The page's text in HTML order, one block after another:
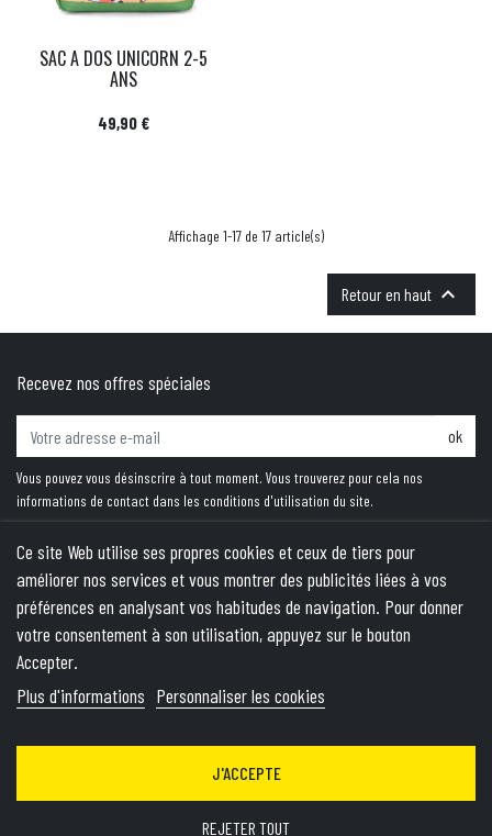
SAC A DOS UNICORN 2-5
ANS
Prix
49,90 €
Affichage 1-17 de 17 article(s)
Retour en haut 
Recevez nos offres spéciales
ok
Vous pouvez vous désinscrire à tout moment. Vous trouverez pour cela nos
informations de contact dans les conditions d'utilisation du site.
PRODUITS
NOTRE SOCIÉTÉ
VOTRE COMPTE
Ce site Web utilise ses propres cookies et ceux de tiers pour
améliorer nos services et vous montrer des publicités liées à vos
préférences en analysant vos habitudes de navigation. Pour donner
votre consentement à son utilisation, appuyez sur le bouton
Accepter.
Plus d'informations Personnaliser les cookies
REJETER TOUT
J'ACCEPTE
© 2026 - Theme by Wepika- This site is protected by reCAPTCHA